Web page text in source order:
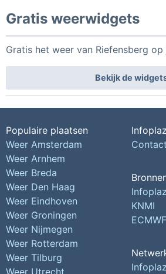
Gratis weerwidgets
Gratis het weer van Riefensberg
Bekijk de
Populaire plaatsen
Weer Amsterdam
Weer Arnhem
Weer Breda
Weer Den Haag
Weer Eindhoven
Weer Groningen
Weer Nijmegen
Weer Rotterdam
Weer Tilburg
Contact
KNMI
ECMWF